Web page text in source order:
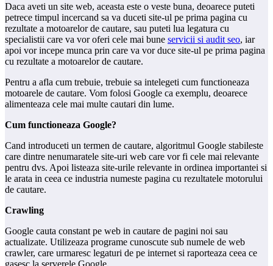
Daca aveti un site web, aceasta este o veste buna, deoarece puteti
petrece timpul incercand sa va duceti site-ul pe prima pagina cu
rezultate a motoarelor de cautare, sau puteti lua legatura cu
specialistii care va vor oferi cele mai bune servicii si audit seo, iar
apoi vor incepe munca prin care va vor duce site-ul pe prima pagina
cu rezultate a motoarelor de cautare.
Pentru a afla cum trebuie, trebuie sa intelegeti cum functioneaza
motoarele de cautare. Vom folosi Google ca exemplu, deoarece
alimenteaza cele mai multe cautari din lume.
Cum functioneaza Google?
Cand introduceti un termen de cautare, algoritmul Google stabileste
care dintre nenumaratele site-uri web care vor fi cele mai relevante
pentru dvs. Apoi listeaza site-urile relevante in ordinea importantei si
le arata in ceea ce industria numeste pagina cu rezultatele motorului
de cautare.
Crawling
Google cauta constant pe web in cautare de pagini noi sau
actualizate. Utilizeaza programe cunoscute sub numele de web
crawler, care urmaresc legaturi de pe internet si raporteaza ceea ce
gasesc la serverele Google.